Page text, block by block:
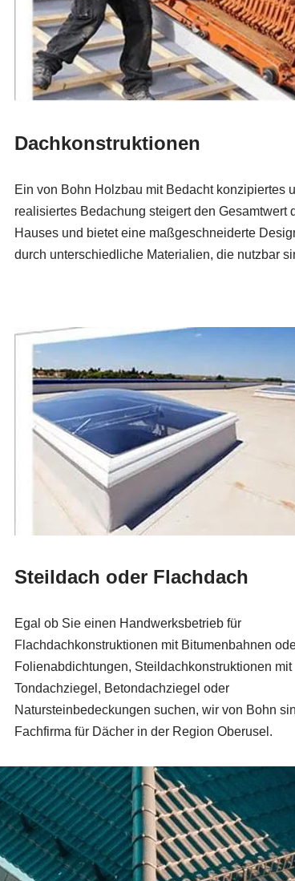
Dachkonstruktionen
Ein von Bohn Holzbau mit Bedacht konzipiertes
realisiertes Bedachung steigert den Gesamtwert
Hauses und bietet eine maßgeschneiderte
durch unterschiedliche Materialien, die nutzbar
Steildach oder Flachdach
Egal ob Sie einen Handwerksbetrieb für
Flachdachkonstruktionen mit Bitumenbahnen
Folienabdichtungen, Steildachkonstruktionen mit
Tondachziegel, Betondachziegel oder
Natursteinbedeckungen suchen, wir von Bohn
Fachfirma für Dächer in der Region Oberusel.